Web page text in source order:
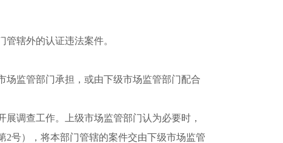
辖外的认证违法案件。
监管部门承担，或由下级市场监管部门配合
调查工作。上级市场监管部门认为必要时，
号），将本部门管辖的案件交由下级市场监管